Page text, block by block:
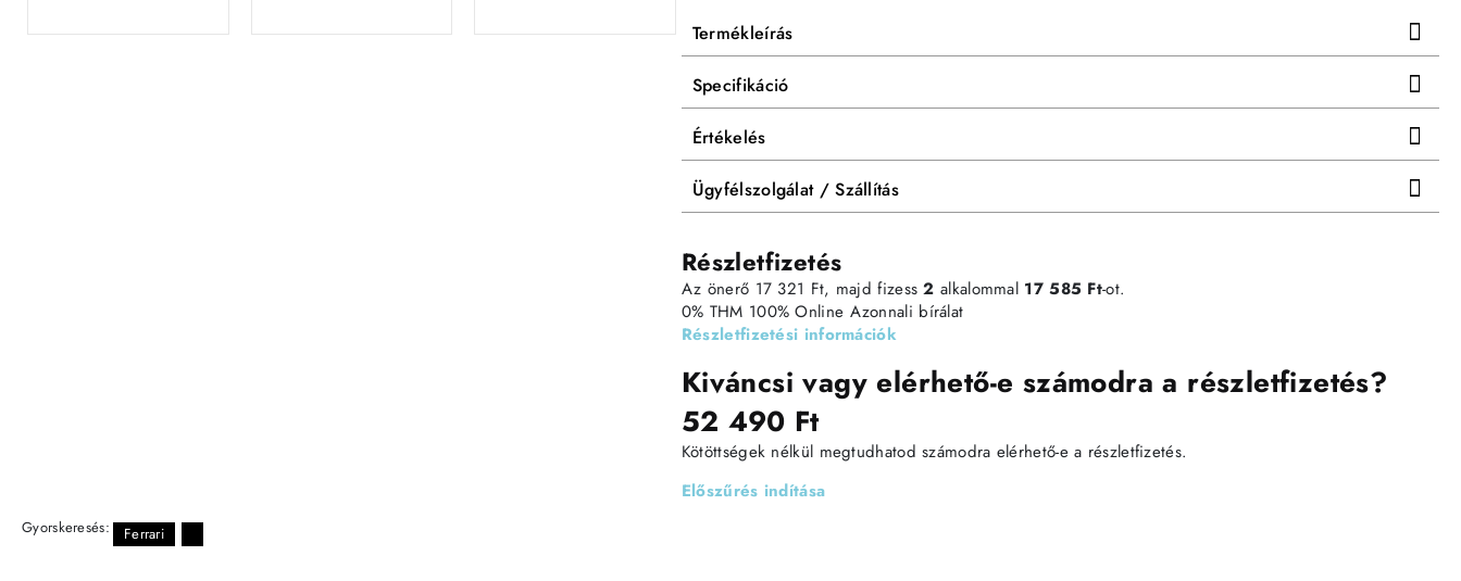
Termékleírás
Specifikáció
Értékelés
Ügyfélszolgálat / Szállítás
Részletfizetés
Az önerő 17 321 Ft, majd fizess2 alkalommal 17 585 Ft-ot.
0% THM 100% Online Azonnali bírálat
Részletfizetési információk
Kiváncsi vagy elérhető-e számodra a részletfizetés?
52 490 Ft
Kötöttségek nélkül megtudhatod számodra elérhető-e a részletfizetés.
Előszűrés indítása
Gyorskeresés: Ferrari